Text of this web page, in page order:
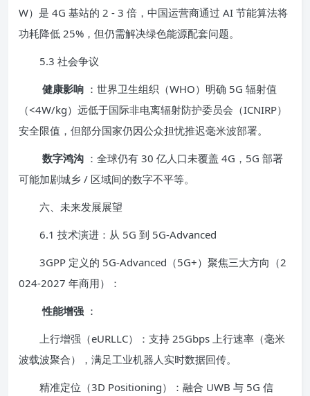
W）是 4G 基站的 2 - 3 倍，中国运营商通过 AI 节能算法将
功耗降低 25%，但仍需解决绿色能源配套问题。
5.3 社会争议
健康影响 ：世界卫生组织（WHO）明确 5G 辐射值
（<4W/kg）远低于国际非电离辐射防护委员会（ICNIRP）
安全限值，但部分国家仍因公众担忧推迟毫米波部署。
数字鸿沟 ：全球仍有 30 亿人口未覆盖 4G，5G 部署
可能加剧城乡 / 区域间的数字不平等。
六、未来发展展望
6.1 技术演进：从 5G 到 5G-Advanced
3GPP 定义的 5G-Advanced（5G+）聚焦三大方向（2
024-2027 年商用）：
性能增强 ：
上行增强（eURLLC）：支持 25Gbps 上行速率（毫米
波载波聚合），满足工业机器人实时数据回传。
精准定位（3D Positioning）：融合 UWB 与 5G 信